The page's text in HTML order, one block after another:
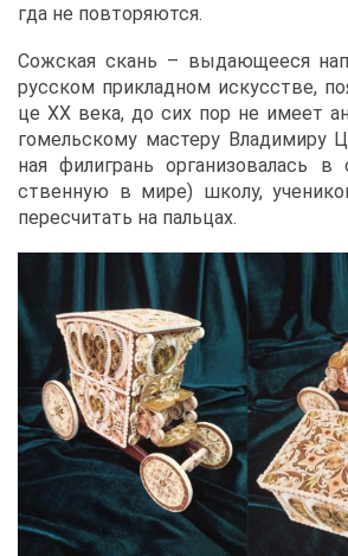
гда не по­вто­ря­ют­ся.
Сож­ская скань – вы­да­ю­ще­е­ся
рус­ском при­клад­ном ис­кус­стве,
це XX ве­ка, до сих пор не име­ет
го­мель­ско­му ма­сте­ру Вла­ди­ми­ру
ная фи­ли­грань ор­га­ни­зо­ва­лась
ствен­ную в ми­ре) шко­лу,
пе­ре­счи­тать на паль­цах.